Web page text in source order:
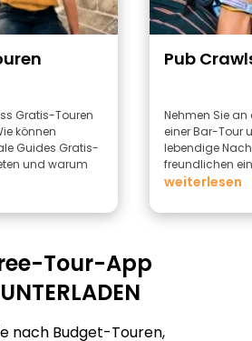
Gratis-Touren
können
Guides Gratis-
und warum
Pub
Nehmen Sie an
einer Bar-Tour
lebendige
freundlichen
erleben.
weiterlesen
Tour-App
nach Budget-Touren,